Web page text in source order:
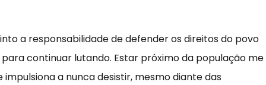
a responsabilidade de defender os direitos do povo
continuar lutando. Estar próximo da população me
a nunca desistir, mesmo diante das